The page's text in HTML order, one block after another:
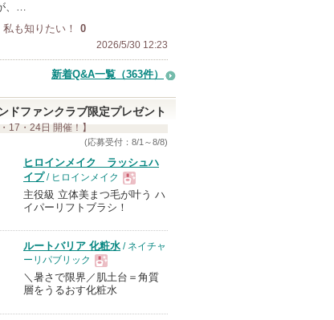
、…
私も知りたい！ 0
2026/5/30 12:23
新着Q&A一覧（363件）
ドファンクラブ限定プレゼント
17・24日 開催！】
(応募受付：8/1～8/8)
ヒロインメイク ラッシュハ
イプ/ ヒロインメイク
現
品
主役級 立体美まつ毛が叶う ハ
イパーリフトブラシ！
ルートバリア 化粧水 / ネイチャ
ーリパブリック
現
＼暑さで限界／肌土台＝角質
層をうるおす化粧水